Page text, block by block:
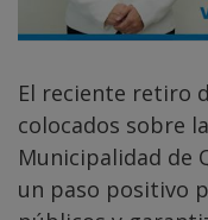
El reciente retiro
colocados sobre
Municipalidad de
un paso positivo